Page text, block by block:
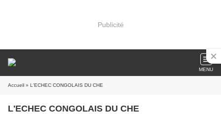
Publicité
MENU
Accueil » L'ECHEC CONGOLAIS DU CHE
L'ECHEC CONGOLAIS DU CHE